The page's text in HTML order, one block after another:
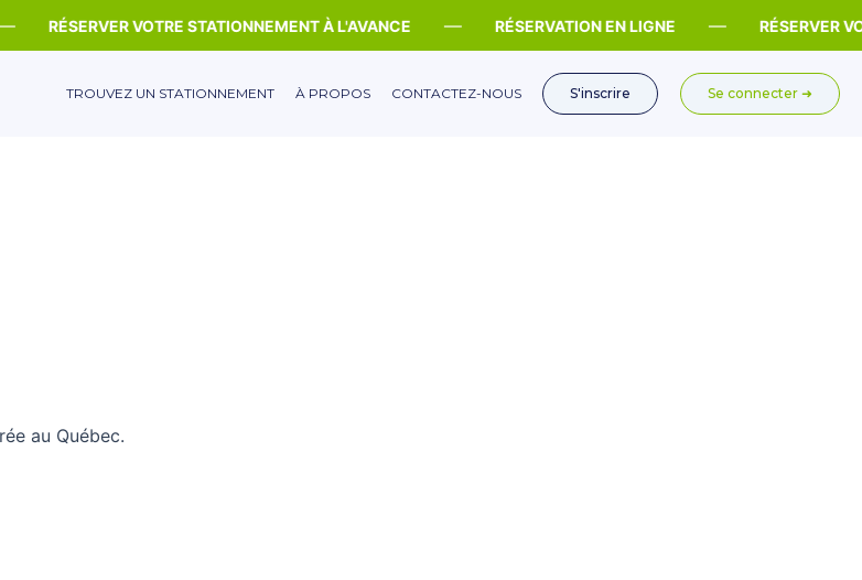
RÉSERVER VOTRE STATIONNEMENT À L'AVANCE RÉSERVATION EN LIGNE RÉSERVER
TROUVEZ UN STATIONNEMENT À PROPOS CONTACTEZ-NOUS S'inscrire Se connecter ➜
au Québec.